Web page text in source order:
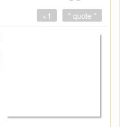
" quote "
+1